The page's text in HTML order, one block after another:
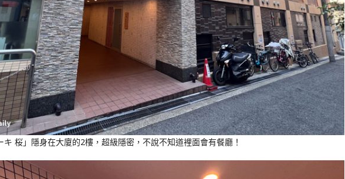
桜」隱身在大廈的2樓，超級隱密，不說不知道裡面會有餐廳！